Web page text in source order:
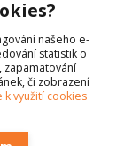
našeho e-
statistik o
zapamatování
či zobrazení
k využití cookies